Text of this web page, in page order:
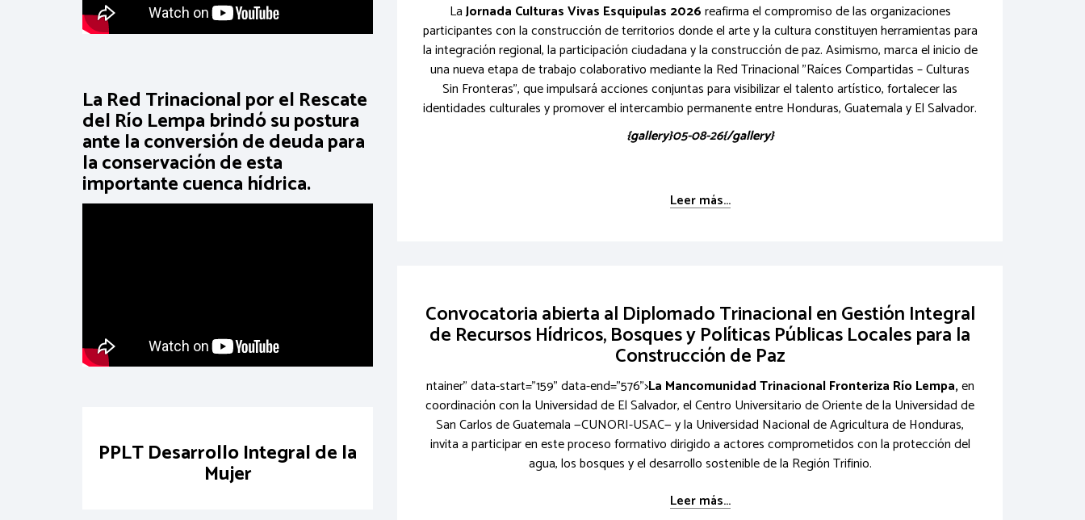
La Red Trinacional por el Rescate
del Río Lempa brindó su postura
ante la conversión de deuda para
la conservación de esta
importante cuenca hídrica.
PPLT Desarrollo Integral de la
Mujer
LaJornada Culturas Vivas Esquipulas 2026reafirma el compromiso de las organizaciones
participantes con la construcción de territorios donde el arte y la cultura constituyen herramientas para
la integración regional, la participación ciudadana y la construcción de paz. Asimismo, marca el inicio de
una nueva etapa de trabajo colaborativo mediante la Red Trinacional "Raíces Compartidas – Culturas
Sin Fronteras", que impulsará acciones conjuntas para visibilizar el talento artístico, fortalecer las
identidades culturales y promover el intercambio permanente entre Honduras, Guatemala y El Salvador.
{gallery}05-08-26{/gallery}
Leer más...
Convocatoria abierta al Diplomado Trinacional en Gestión Integral
de Recursos Hídricos, Bosques y Políticas Públicas Locales para la
Construcción de Paz
ntainer" data-start="159" data-end="576">La Mancomunidad Trinacional Fronteriza Río Lempa,en
coordinación con la Universidad de El Salvador, el Centro Universitario de Oriente de la Universidad de
San Carlos de Guatemala —CUNORI-USAC— y la Universidad Nacional de Agricultura de Honduras,
invita a participar en este proceso formativo dirigido a actores comprometidos con la protección del
agua, los bosques y el desarrollo sostenible de la Región Trifinio.
Leer más...